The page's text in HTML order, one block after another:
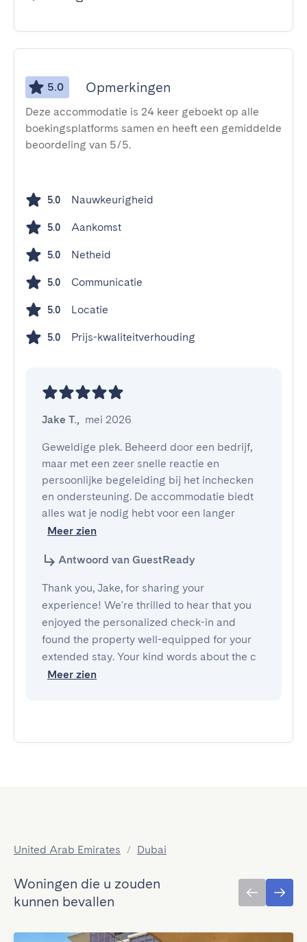
5.0 Opmerkingen
Deze accommodatie is 24 keer geboekt op alle
boekingsplatforms samen en heeft een gemiddelde
beoordeling van 5/5.
5.0 Nauwkeurigheid
5.0 Aankomst
5.0 Netheid
5.0 Communicatie
5.0 Locatie
5.0 Prijs-kwaliteitverhouding
Jake T., mei 2026
Geweldige plek. Beheerd door een bedrijf,
maar met een zeer snelle reactie en
persoonlijke begeleiding bij het inchecken
en ondersteuning. De accommodatie biedt
alles wat je nodig hebt voor een langer
Meer zien
Antwoord van GuestReady
Thank you, Jake, for sharing your
experience! We're thrilled to hear that you
enjoyed the personalized check-in and
found the property well-equipped for your
extended stay. Your kind words about the c
Meer zien
United Arab Emirates / Dubai
Woningen die u zouden
kunnen bevallen